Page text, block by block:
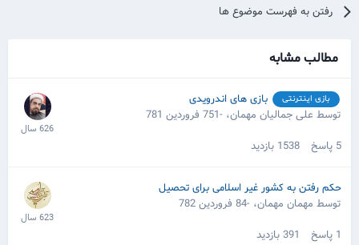
رفتن به فهرست موضوع ها
مطالب مشابه
بازی اینترنتی بازی های اندرویدی
توسط علی جمالیان مهمان،-751 فروردین 781
پاسخ 1538بازدید
حکم رفتن به کشور غیر اسلامی برای تحصیل
توسط مهمان مهمان،-84 فروردین 782
پاسخ 391بازدید